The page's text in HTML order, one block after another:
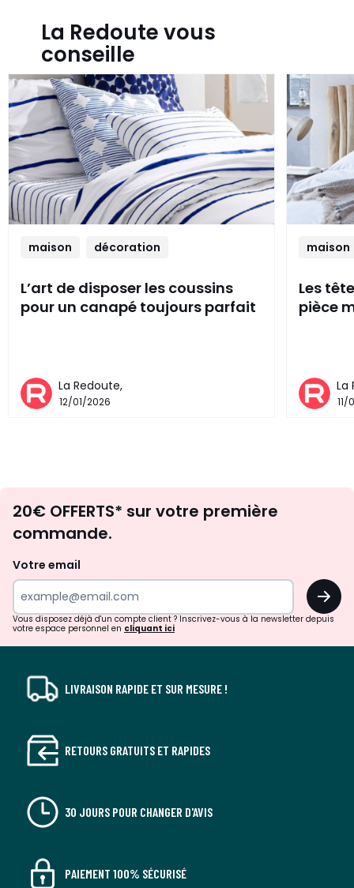
La Redoute vous
conseille
maison décoration
L’art de disposer les coussins
pour un canapé toujours parfait
La Redoute,
12/01/2026
maison
Les
pièce
La
11/
d'inspirations
surprises?
20€ OFFERTS* sur votre première
commande.
Votre email
OK
Vous disposez déjà d'un compte client ? Inscrivez-vous à la newsletter depuis
votre espace personnel en cliquant ici
LIVRAISON RAPIDE ET SUR MESURE !
RETOURS GRATUITS ET RAPIDES
30 JOURS POUR CHANGER D'AVIS
PAIEMENT 100% SÉCURISÉ